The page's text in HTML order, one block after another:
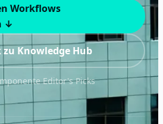
Workflows
↓
zu Knowledge Hub
Editor's Picks